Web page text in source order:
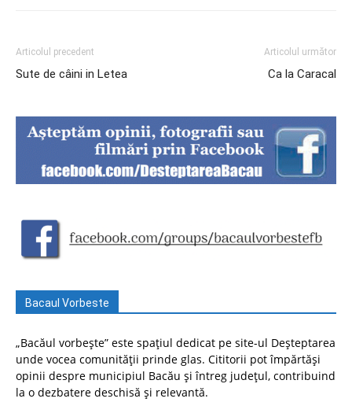
Articolul precedent
Sute de câini in Letea
Articolul următor
Ca la Caracal
Bacaul Vorbeste
„Bacăul vorbește” este spațiul dedicat pe site-ul Deșteptarea
unde vocea comunității prinde glas. Cititorii pot împărtăși
opinii despre municipiul Bacău și întreg județul, contribuind
la o dezbatere deschisă și relevantă.